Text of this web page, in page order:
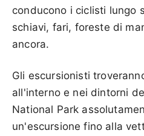
conducono i ciclisti lungo
schiavi, fari, foreste di
ancora.
Gli escursionisti
all'interno e nei dintorni
National Park
un'escursione fino alla